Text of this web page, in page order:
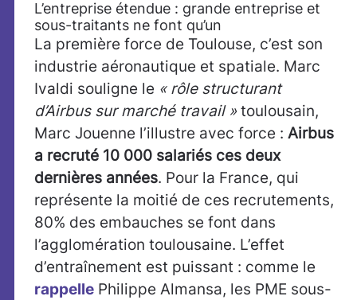
L’entreprise étendue : grande entreprise et
sous-traitants ne font qu’un
La première force de Toulouse, c’est son
industrie aéronautique et spatiale. Marc
Ivaldi souligne le « rôle structurant
d’Airbus sur marché travail »toulousain,
Marc Jouenne l’illustre avec force : Airbus
a recruté 10 000 salariés ces deux
dernières années. Pour la France, qui
représente la moitié de ces recrutements,
80% des embauches se font dans
l’agglomération toulousaine. L’effet
d’entraînement est puissant : comme le
rappelle Philippe Almansa, les PME sous-